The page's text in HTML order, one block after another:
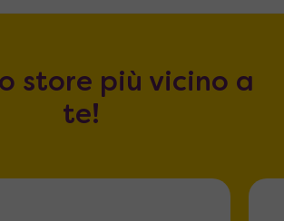
store più vicino a
te!